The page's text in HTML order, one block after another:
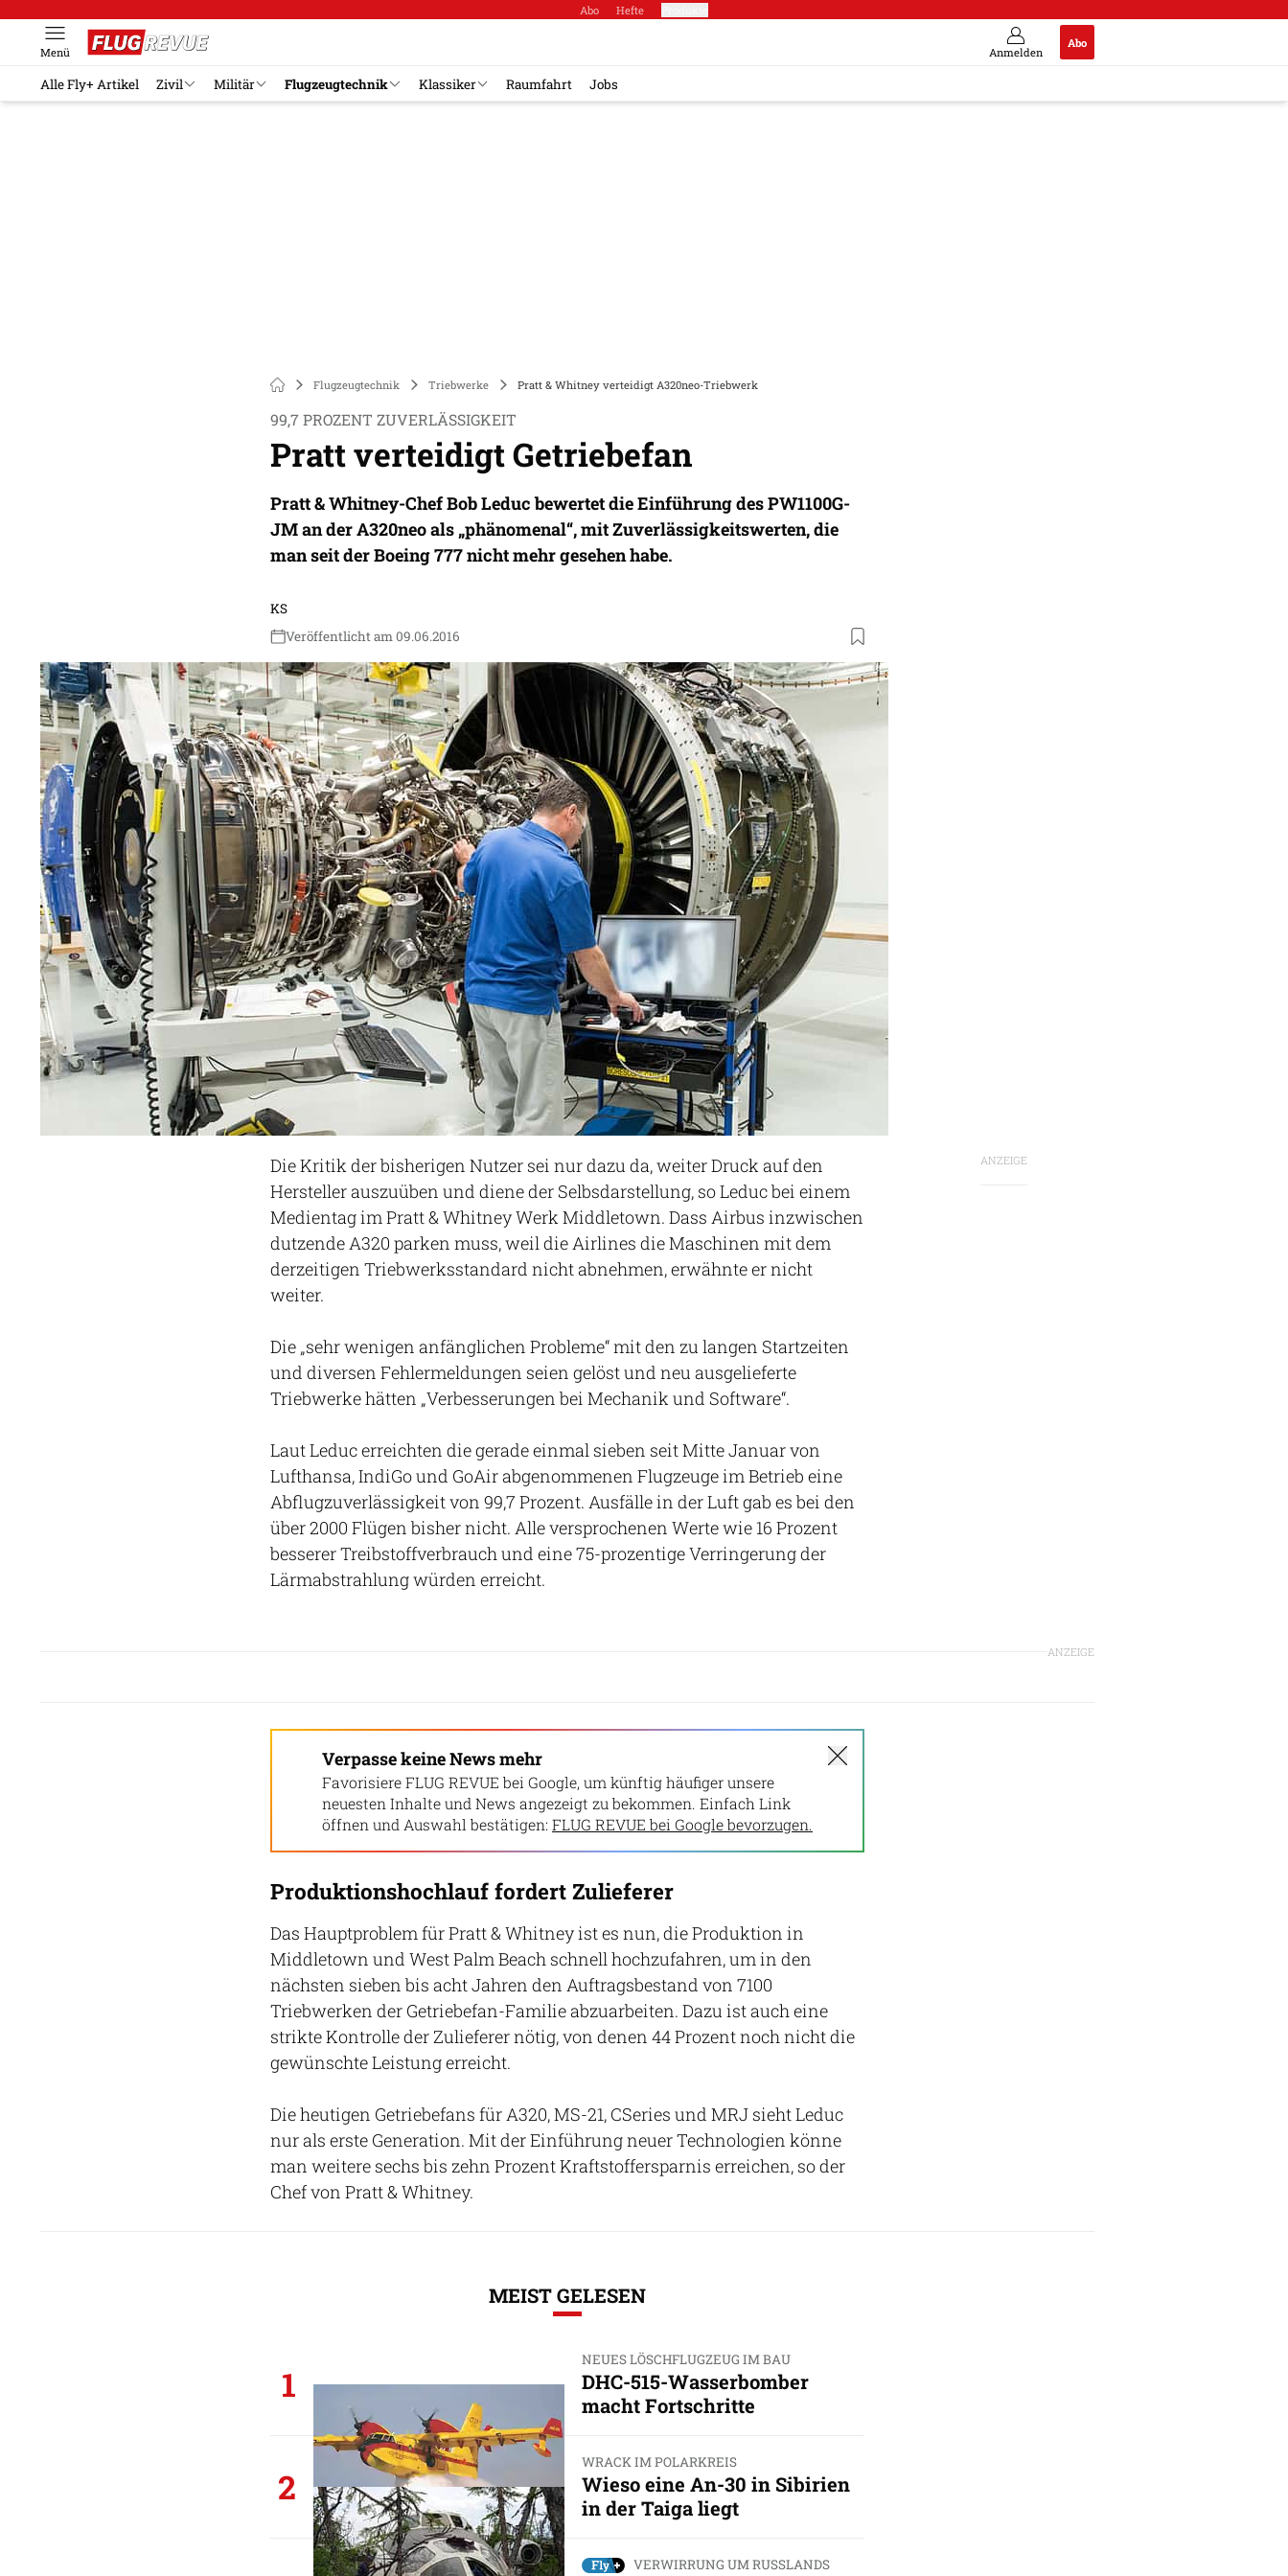
Abo Hefte
Anmelden
Abo
Menü
Alle Fly+ Artikel Zivil Militär Flugzeugtechnik Klassiker Raumfahrt Jobs
Flugzeugtechnik Triebwerke Pratt & Whitney verteidigt A320neo-Triebwerk
99,7 PROZENT ZUVERLÄSSIGKEIT
Pratt verteidigt Getriebefan
Pratt & Whitney-Chef Bob Leduc bewertet die Einführung des PW1100G-
JM an der A320neo als „phänomenal“, mit Zuverlässigkeitswerten, die
man seit der Boeing 777 nicht mehr gesehen habe.
KS
Veröffentlicht am 09.06.2016
ANZEIGE
Die Kritik der bisherigen Nutzer sei nur dazu da, weiter Druck auf den
Hersteller auszuüben und diene der Selbsdarstellung, so Leduc bei einem
Medientag im Pratt & Whitney Werk Middletown. Dass Airbus inzwischen
dutzende A320 parken muss, weil die Airlines die Maschinen mit dem
derzeitigen Triebwerksstandard nicht abnehmen, erwähnte er nicht
weiter.
Die „sehr wenigen anfänglichen Probleme“ mit den zu langen Startzeiten
und diversen Fehlermeldungen seien gelöst und neu ausgelieferte
Triebwerke hätten „Verbesserungen bei Mechanik und Software“.
Laut Leduc erreichten die gerade einmal sieben seit Mitte Januar von
Lufthansa, IndiGo und GoAir abgenommenen Flugzeuge im Betrieb eine
Abflugzuverlässigkeit von 99,7 Prozent. Ausfälle in der Luft gab es bei den
über 2000 Flügen bisher nicht. Alle versprochenen Werte wie 16 Prozent
besserer Treibstoffverbrauch und eine 75-prozentige Verringerung der
Lärmabstrahlung würden erreicht.
ANZEIGE
Verpasse keine News mehr
Favorisiere FLUG REVUE bei Google, um künftig häufiger unsere
neuesten Inhalte und News angezeigt zu bekommen. Einfach Link
öffnen und Auswahl bestätigen: FLUG REVUE bei Google bevorzugen.
Produktionshochlauf fordert Zulieferer
Das Hauptproblem für Pratt & Whitney ist es nun, die Produktion in
Middletown und West Palm Beach schnell hochzufahren, um in den
nächsten sieben bis acht Jahren den Auftragsbestand von 7100
Triebwerken der Getriebefan-Familie abzuarbeiten. Dazu ist auch eine
strikte Kontrolle der Zulieferer nötig, von denen 44 Prozent noch nicht die
gewünschte Leistung erreicht.
Die heutigen Getriebefans für A320, MS-21, CSeries und MRJ sieht Leduc
nur als erste Generation. Mit der Einführung neuer Technologien könne
man weitere sechs bis zehn Prozent Kraftstoffersparnis erreichen, so der
Chef von Pratt & Whitney.
MEIST GELESEN
1
NEUES LÖSCHFLUGZEUG IM BAU
DHC-515-Wasserbomber
macht Fortschritte
2
WRACK IM POLARKREIS
Wieso eine An-30 in Sibirien
in der Taiga liegt
VERWIRRUNG UM RUSSLANDS